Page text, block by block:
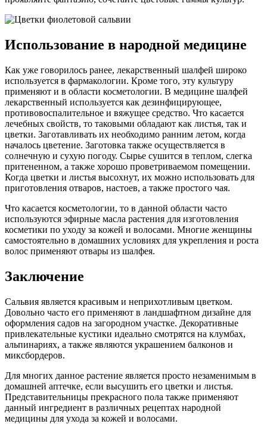
Использование в народной медицине
Как уже говорилось ранее, лекарственный шалфей широко
используется в фармакологии. Кроме того, эту культуру
применяют и в области косметологии. В медицине шалфей
лекарственный используется как дезинфицирующее,
противовоспалительное и вяжущее средство. Что касается
лечебных свойств, то таковыми обладают как листья, так и
цветки. Заготавливать их необходимо ранним летом, когда
началось цветение. Заготовка также осуществляется в
солнечную и сухую погоду. Сырье сушится в теплом, слегка
притененном, а также хорошо проветриваемом помещении.
Когда цветки и листья высохнут, их можно использовать для
приготовления отваров, настоев, а также простого чая.
Что касается косметологии, то в данной области часто
используются эфирные масла растения для изготовления
косметики по уходу за кожей и волосами. Многие женщины
самостоятельно в домашних условиях для укрепления и роста
волос применяют отвары из шалфея.
Заключение
Сальвия является красивым и неприхотливым цветком.
Довольно часто его применяют в ландшафтном дизайне для
оформления садов на загородном участке. Декоративные
привлекательные кустики идеально смотрятся на клумбах,
альпинариях, а также являются украшением балконов и
миксбордеров.
Для многих данное растение является просто незаменимым в
домашней аптечке, если высушить его цветки и листья.
Представительницы прекрасного пола также применяют
данный ингредиент в различных рецептах народной
медицины для ухода за кожей и волосами.